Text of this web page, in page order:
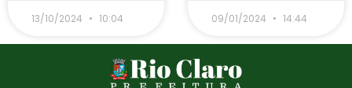
13/10/2024 10:04 09/01/2024 14:44